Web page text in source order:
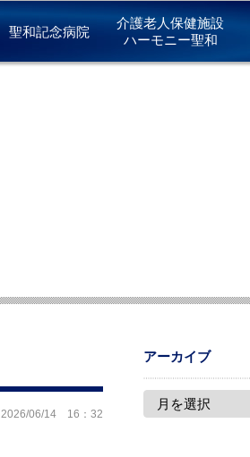
聖和記念病院
介護老人保健施設
ハーモニー聖和
2026/06/14 16：32
アーカイブ